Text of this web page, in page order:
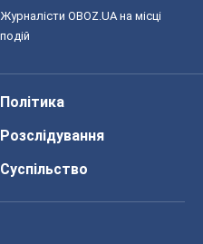
Журналісти OBOZ.UA на місці
подій
Політика
Розслідування
Суспільство